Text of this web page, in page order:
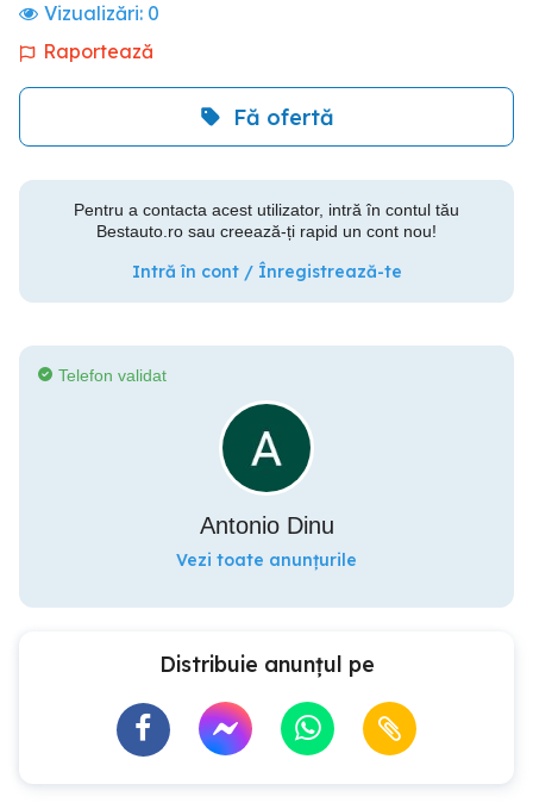
Vizualizări: 0
Raportează
Fă ofertă
Pentru a contacta acest utilizator, intră în contul tău
Bestauto.ro sau creează-ți rapid un cont nou!
Intră în cont / Înregistrează-te
Telefon validat
Antonio Dinu
Vezi toate anunțurile
Distribuie anunțul pe